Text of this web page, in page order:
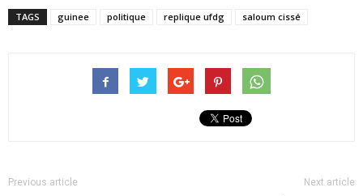
TAGS guinee politique replique ufdg saloum cissé
Previous article Next article